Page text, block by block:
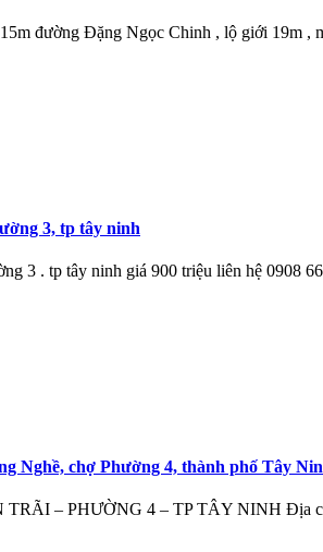
đường Đặng Ngọc Chinh , lộ giới 19m ,
3, tp tây ninh
3 . tp tây ninh giá 900 triệu liên hệ 0908
Nghề, chợ Phường 4, thành phố Tây
– PHƯỜNG 4 – TP TÂY NINH Địa